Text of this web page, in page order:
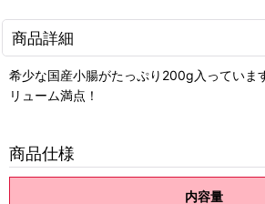
商品詳細
希少な国産小腸がたっぷり200g入っていま
リューム満点！
商品仕様
内容量